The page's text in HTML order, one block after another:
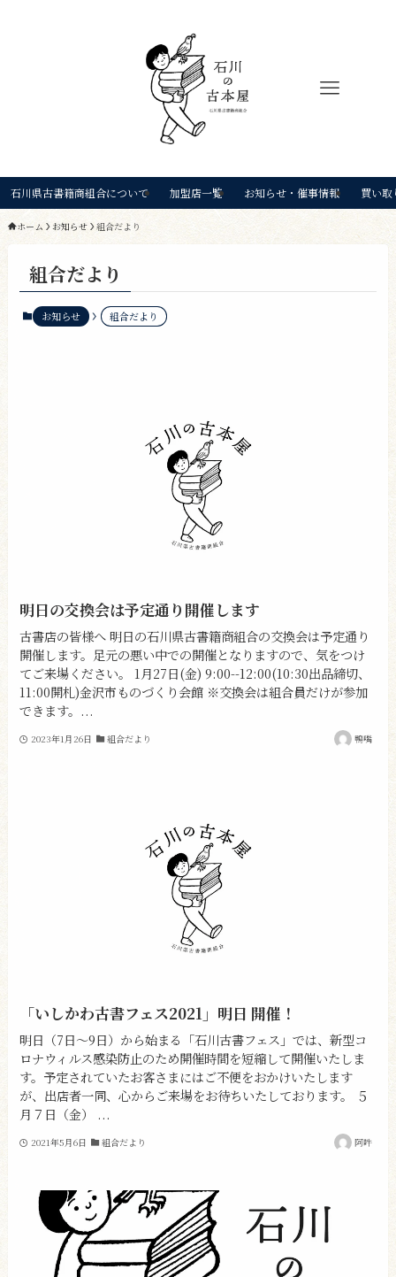
石川県古書籍商組合について 加盟店一覧 お知らせ・催事情報 買い取
ホーム お知らせ 組合だより
組合だより
お知らせ 組合だより
明日の交換会は予定通り開催します
古書店の皆様へ 明日の石川県古書籍商組合の交換会は予定通り
開催します。足元の悪い中での開催となりますので、気をつけ
てご来場ください。 1月27日(金) 9:00--12:00(10:30出品締切、
11:00開札)金沢市ものづくり会館 ※交換会は組合員だけが参加
できます。...
2023年1月26日 組合だより 鴨嘴
「いしかわ古書フェス2021」明日 開催！
明日（7日～9日）から始まる「石川古書フェス」では、新型コ
ロナウィルス感染防止のため開催時間を短縮して開催いたしま
す。予定されていたお客さまにはご不便をおかけいたします
が、出店者一同、心からご来場をお待ちいたしております。 ５
月７日（金） ...
2021年5月6日 組合だより 阿吽